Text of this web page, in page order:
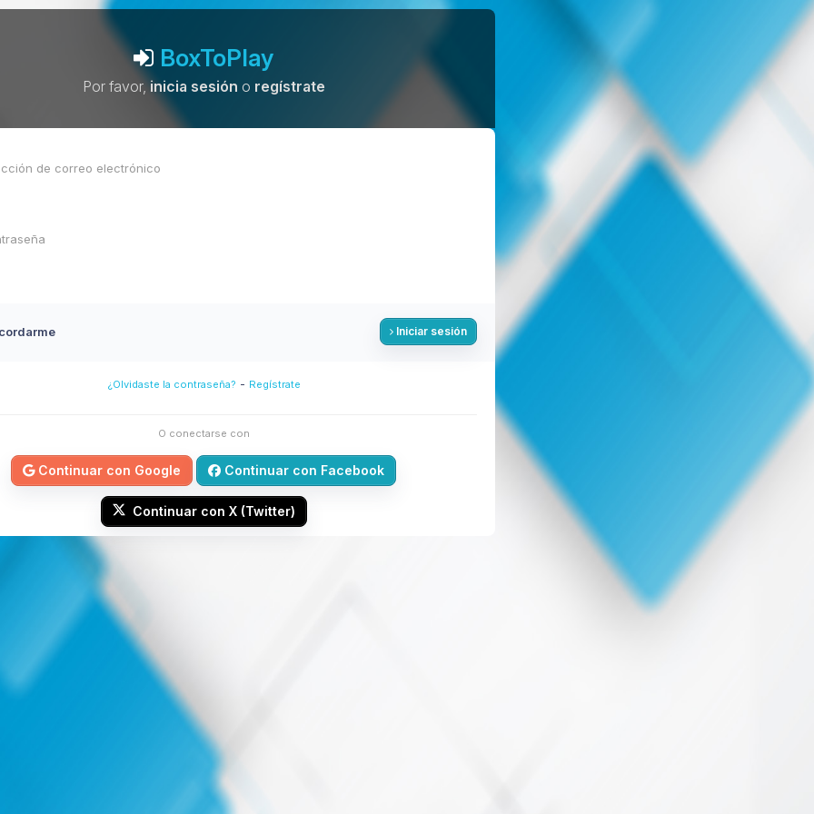
BoxToPlay
Por favor,inicia sesión o regístrate
Iniciar sesión
¿Olvidaste la contraseña? - Regístrate
O conectarse con
Continuar con Google Continuar con Facebook
Continuar con X (Twitter)